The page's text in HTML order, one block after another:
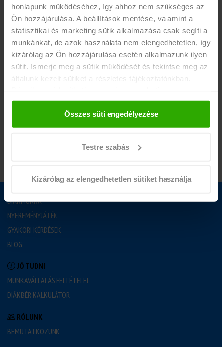
honlapunk működéséhez, így ahhoz nem szükséges az
Ön hozzájárulása. A beállítások mentése, valamint a
statisztikai és marketing sütik alkalmazása csak segíti a
munkánkat, de azok használata nem elengedhetetlen, így
kizárólag az Ön hozzájárulása esetén alkalmazunk ilyen
sütit. Ismerje meg a sütik működését és tekintse meg az
általunk kezelt sütiket a részletes tájékoztatónkban.
hozzájárulását a weboldalunk láblécében található "Süti
tájékoztató" feliratra kattintva.
Összes süti engedélyezése
Testre szabás
Kizárólag az elengedhetetlen sütiket használja
-aktív vagy 25 év alatti PASSZÍV hallgatói jogviszony,
-heti 16-20 óra vállalása.
EGYÉB INFÓ
Érdekel a munka? Hívd a+36 1 44 33 800telefonszámot
JELENTKEZEM
DIÁKMUNKA
NYEREMÉNYJÁTÉK
GYAKORI KÉRDÉSEK
BLOG
JÓ TUDNI
MUNKAVÁLLALÁS FELTÉTELEI
DIÁKBÉR KALKULÁTOR
RÓLUNK
BEMUTATKOZUNK